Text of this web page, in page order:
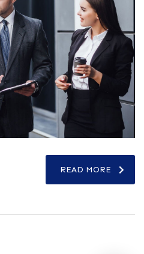
READ MORE